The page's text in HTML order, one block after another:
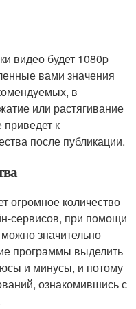
видео будет 1080p
вами значения
в
или растягивание
приведет к
после публикации.
огромное количество
сервисов, при помощи
значительно
программы выделить
и минусы, и потому
ознакомившись с